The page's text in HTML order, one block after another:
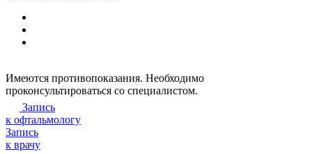
Имеются противопоказания. Необходимо
проконсультироваться со специалистом.
Запись
к офтальмологу
Запись
к врачу